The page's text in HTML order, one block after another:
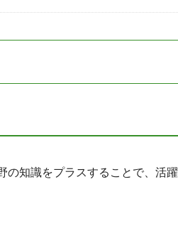
の知識をプラスすることで、活躍